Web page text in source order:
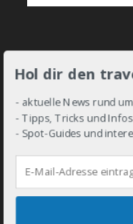
Hol dir den
- aktuelle News rund
- Tipps, Tricks und
- Spot-Guides und